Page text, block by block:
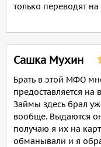
только переводят
Сашка Мухин
Брать в этой МФО
предоставляется
Займы здесь брал
вообще. Выдаются
получаю я их на
обманывали и я